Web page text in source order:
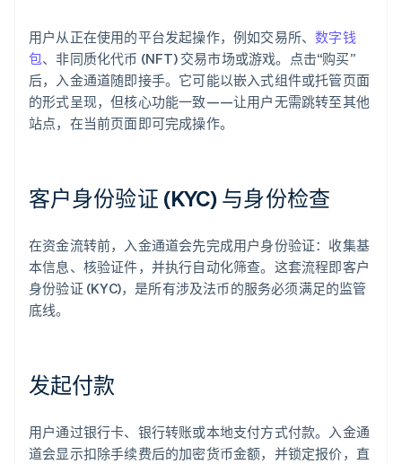
用户从正在使用的平台发起操作，例如交易所、数字钱
包、非同质化代币 (NFT) 交易市场或游戏。点击“购买”
后，入金通道随即接手。它可能以嵌入式组件或托管页面
的形式呈现，但核心功能一致——让用户无需跳转至其他
站点，在当前页面即可完成操作。
客户身份验证 (KYC) 与身份检查
在资金流转前，入金通道会先完成用户身份验证：收集基
本信息、核验证件，并执行自动化筛查。这套流程即客户
身份验证 (KYC)，是所有涉及法币的服务必须满足的监管
底线。
发起付款
用户通过银行卡、银行转账或本地支付方式付款。入金通
道会显示扣除手续费后的加密货币金额，并锁定报价，直